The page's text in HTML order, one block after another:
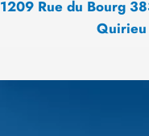
1209 Rue du Bourg
Quirieu